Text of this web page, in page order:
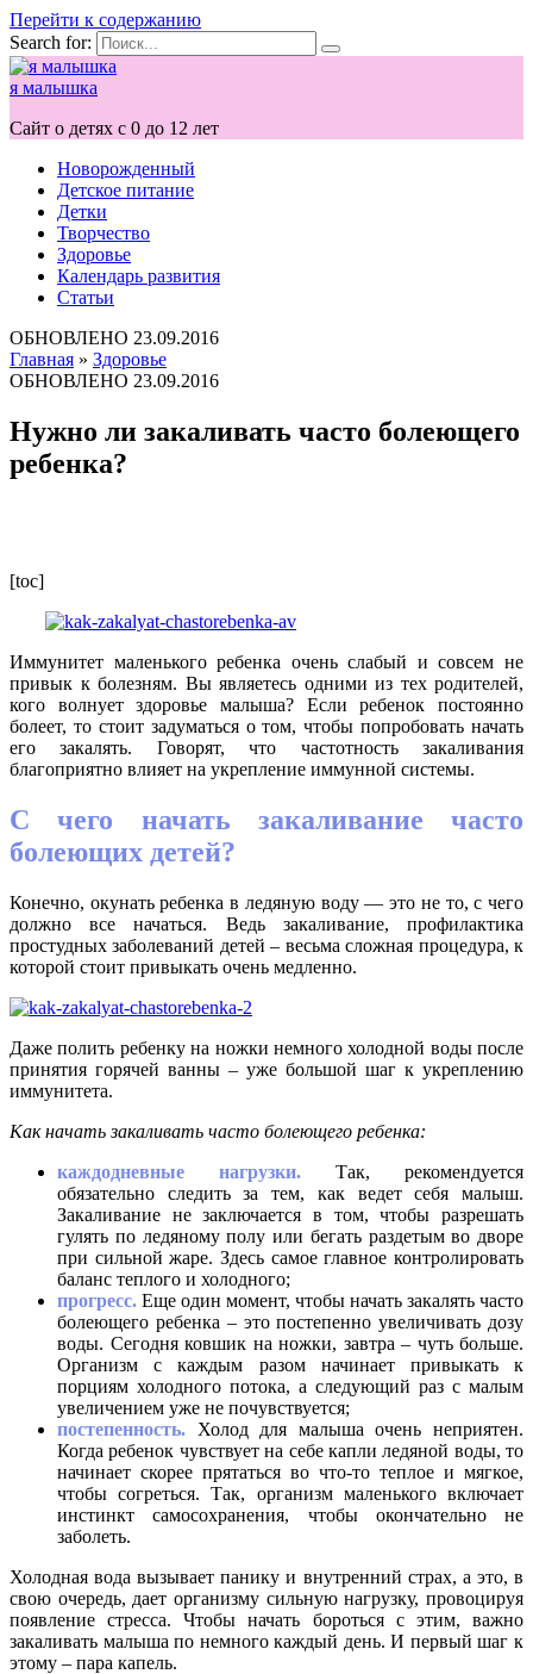
Перейти к содержанию
Search for:
я малышка
Сайт о детях с 0 до 12 лет
Новорожденный
Детское питание
Детки
Творчество
Здоровье
Календарь развития
Статьи
ОБНОВЛЕНО 23.09.2016
Главная » Здоровье
ОБНОВЛЕНО 23.09.2016
Нужно ли закаливать часто болеющего
ребенка?
[toc]
Иммунитет маленького ребенка очень слабый и совсем не
привык к болезням. Вы являетесь одними из тех родителей,
кого волнует здоровье малыша? Если ребенок постоянно
болеет, то стоит задуматься о том, чтобы попробовать начать
его закалять. Говорят, что частотность закаливания
благоприятно влияет на укрепление иммунной системы.
С чего начать закаливание часто
болеющих детей?
Конечно, окунать ребенка в ледяную воду — это не то, с чего
должно все начаться. Ведь закаливание, профилактика
простудных заболеваний детей – весьма сложная процедура, к
которой стоит привыкать очень медленно.
Даже полить ребенку на ножки немного холодной воды после
принятия горячей ванны – уже большой шаг к укреплению
иммунитета.
Как начать закаливать часто болеющего ребенка:
каждодневные нагрузки. Так, рекомендуется
обязательно следить за тем, как ведет себя малыш.
Закаливание не заключается в том, чтобы разрешать
гулять по ледяному полу или бегать раздетым во дворе
при сильной жаре. Здесь самое главное контролировать
баланс теплого и холодного;
прогресс. Еще один момент, чтобы начать закалять часто
болеющего ребенка – это постепенно увеличивать дозу
воды. Сегодня ковшик на ножки, завтра – чуть больше.
Организм с каждым разом начинает привыкать к
порциям холодного потока, а следующий раз с малым
увеличением уже не почувствуется;
постепенность. Холод для малыша очень неприятен.
Когда ребенок чувствует на себе капли ледяной воды, то
начинает скорее прятаться во что-то теплое и мягкое,
чтобы согреться. Так, организм маленького включает
инстинкт самосохранения, чтобы окончательно не
заболеть.
Холодная вода вызывает панику и внутренний страх, а это, в
свою очередь, дает организму сильную нагрузку, провоцируя
появление стресса. Чтобы начать бороться с этим, важно
закаливать малыша по немного каждый день. И первый шаг к
этому – пара капель.